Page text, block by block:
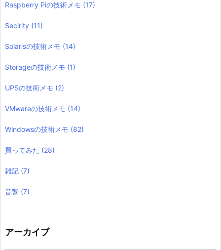
Raspberry Piの技術メモ (17)
Secirity (11)
Solarisの技術メモ (14)
Storageの技術メモ (1)
UPSの技術メモ (2)
VMwareの技術メモ (14)
Windowsの技術メモ (82)
買ってみた (28)
雑記 (7)
音響 (7)
アーカイブ